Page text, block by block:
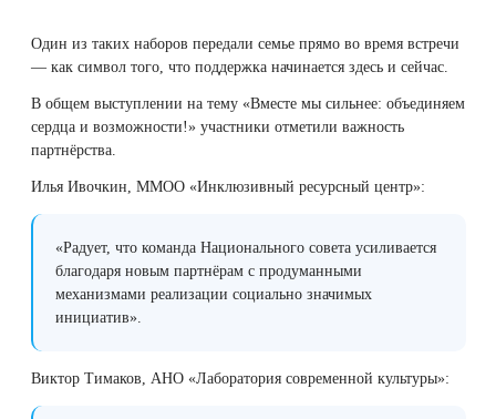
Один из таких наборов передали семье прямо во время встречи
— как символ того, что поддержка начинается здесь и сейчас.
В общем выступлении на тему «Вместе мы сильнее: объединяем
сердца и возможности!» участники отметили важность
партнёрства.
Илья Ивочкин, ММОО «Инклюзивный ресурсный центр»:
«Радует, что команда Национального совета усиливается
благодаря новым партнёрам с продуманными
механизмами реализации социально значимых
инициатив».
Виктор Тимаков, АНО «Лаборатория современной культуры»: